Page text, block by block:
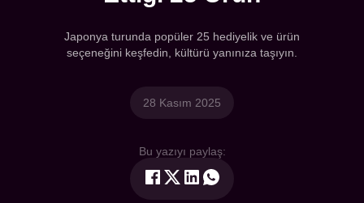
Japonya turunda popüler 25 hediyelik ve ürün
seçeneğini keşfedin, kültürü yanınıza taşıyın.
28 Kasım 2025
Bu yazıyı paylaş: